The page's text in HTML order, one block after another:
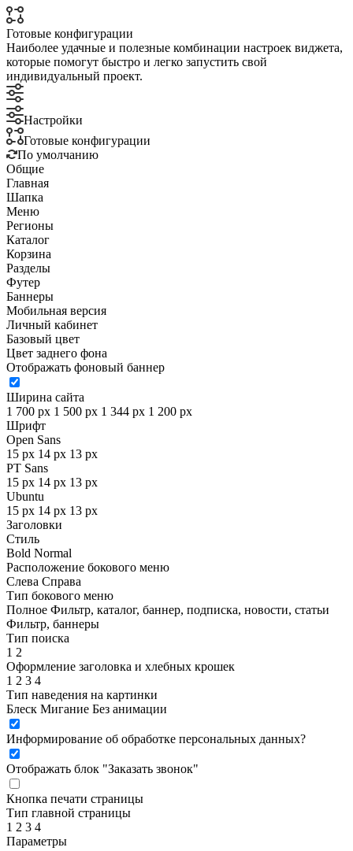
Готовые конфигурации
Наиболее удачные и полезные комбинации настроек виджета,
которые помогут быстро и легко запустить свой
индивидуальный проект.
Настройки
Готовые конфигурации
По умолчанию
Общие
Главная
Шапка
Меню
Регионы
Каталог
Корзина
Разделы
Футер
Баннеры
Мобильная версия
Личный кабинет
Базовый цвет
Цвет заднего фона
Отображать фоновый баннер
Ширина сайта
1 700 px 1 500 px 1 344 px 1 200 px
Шрифт
Open Sans
15 px 14 px 13 px
PT Sans
15 px 14 px 13 px
Ubuntu
15 px 14 px 13 px
Заголовки
Стиль
Bold Normal
Расположение бокового меню
Слева Справа
Тип бокового меню
Полное Фильтр, каталог, баннер, подписка, новости, статьи
Фильтр, баннеры
Тип поиска
1 2
Оформление заголовка и хлебных крошек
1 2 3 4
Тип наведения на картинки
Блеск Мигание Без анимации
Информирование об обработке персональных данных?
Отображать блок "Заказать звонок"
Кнопка печати страницы
Тип главной страницы
1 2 3 4
Параметры